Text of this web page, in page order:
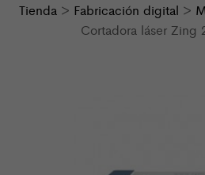
Tienda> Fabricación digital >
Cortadora láser Zing